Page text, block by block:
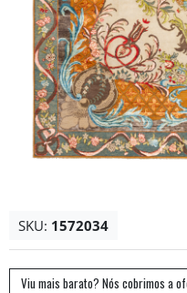
SKU: 1572034
Viu mais barato? Nós cobrimos a